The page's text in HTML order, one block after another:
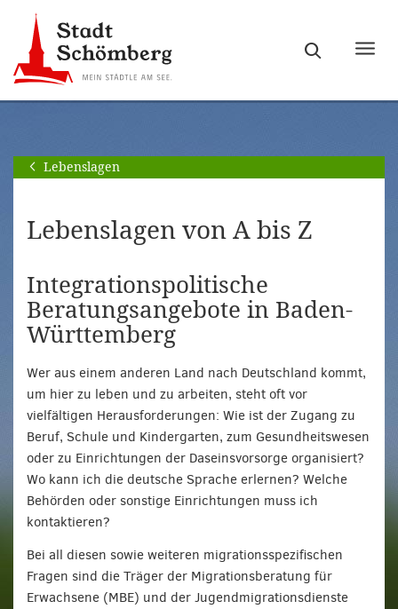
Hauptnavigation
springen
[Alt]+
Seiteninhalt
springen
[Alt]+
Lebenslagen
Lebenslagen von A bis Z
Integrationspolitische
Beratungsangebote in Baden-
Württemberg
Wer aus einem anderen Land nach Deutschland kommt,
um hier zu leben und zu arbeiten, steht oft vor
vielfältigen Herausforderungen: Wie ist der Zugang zu
Beruf, Schule und Kindergarten, zum Gesundheitswesen
oder zu Einrichtungen der Daseinsvorsorge organisiert?
Wo kann ich die deutsche Sprache erlernen? Welche
Behörden oder sonstige Einrichtungen muss ich
kontaktieren?
Bei all diesen sowie weiteren migrationsspezifischen
Fragen sind die Träger der Migrationsberatung für
Erwachsene (MBE) und der Jugendmigrationsdienste